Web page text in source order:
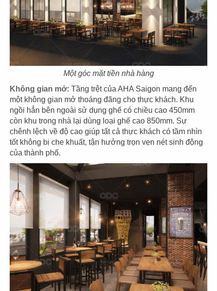
Một góc mặt tiền nhà hàng
Không gian mở: Tầng trệt của AHA Saigon mang đến
một không gian mở thoáng đãng cho thực khách. Khu
ngồi hẳn bên ngoài sử dụng ghế có chiều cao 450mm
còn khu trong nhà lại dùng loại ghế cao 850mm. Sự
chênh lệch về độ cao giúp tất cả thực khách có tầm nhìn
tốt không bị che khuất, tận hưởng trọn vẹn nét sinh động
của thành phố.
05
KATINAT
CN Waterbus
06
CHEESE COFFEE
CN Đà Nẵng
07
KOI THÉ
CN Tân Sơn Nhì
08
KOI THÉ
CN Pearl Plaza
09
KOI THÉ
CN Nguyễn Tri Phương
10
KOI THÉ
CN Estella